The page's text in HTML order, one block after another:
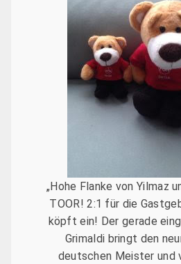
„Hohe Flanke von Yilmaz
TOOR! 2:1 für die
köpft ein! Der gerade
Grimaldi bringt den
deutschen Meister und